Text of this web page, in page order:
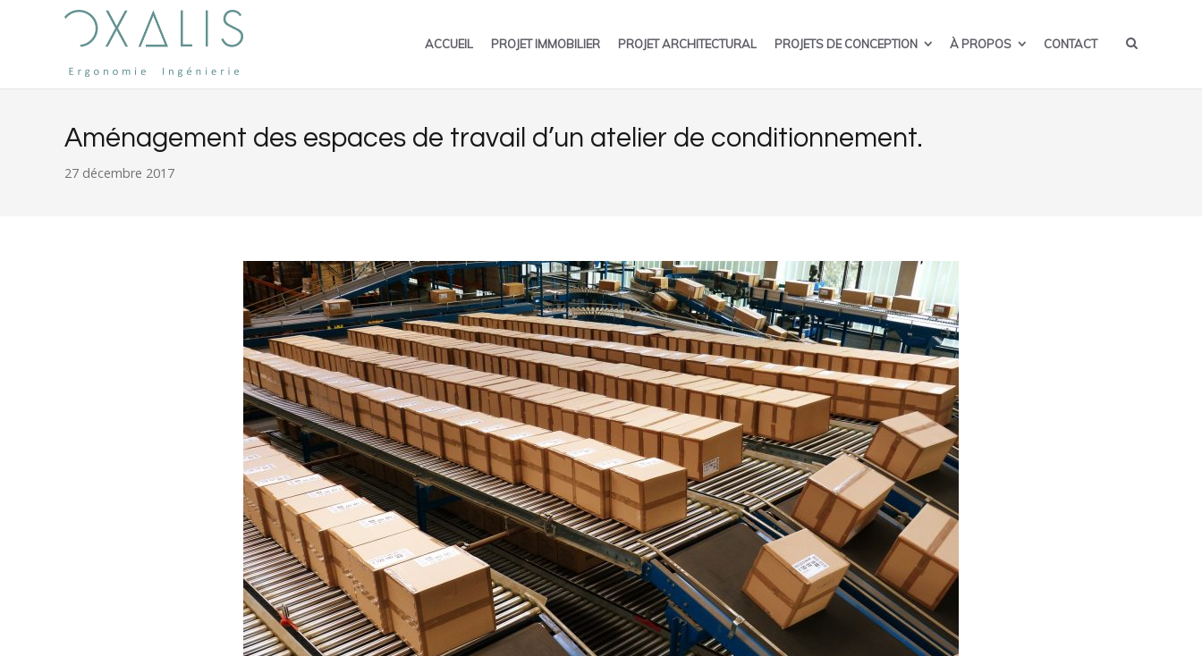
ACCUEIL PROJET IMMOBILIER PROJET ARCHITECTURAL PROJETS DE CONCEPTION À PROPOS CONTACT
Aménagement des espaces de travail d’un atelier de conditionnement.
27 décembre 2017